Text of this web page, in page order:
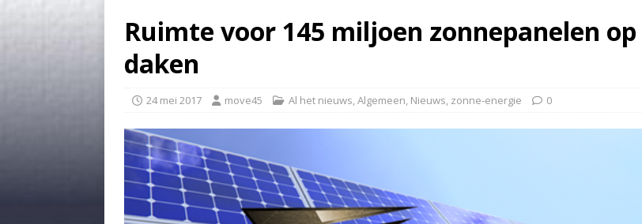
Ruimte voor 145 miljoen zonnepanelen op
daken
24 mei 2017 move45 Al het nieuws,Algemeen, Nieuws, zonne-energie 0